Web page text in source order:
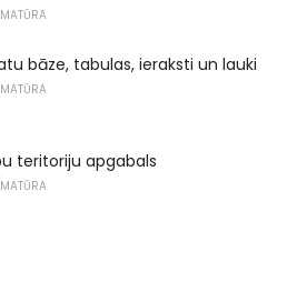
bāze, tabulas, ieraksti un lauki
teritoriju apgabals